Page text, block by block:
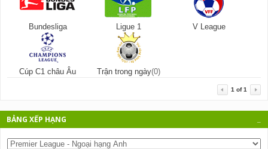
Bundesliga Ligue 1 V League
Cúp C1 châu Âu Trận trong ngày(0)
1 of1
BẢNG XẾP HẠNG